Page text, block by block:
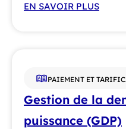
EN SAVOIR PLUS
PAIEMENT ET
Gestion de la
puissance (GDP)